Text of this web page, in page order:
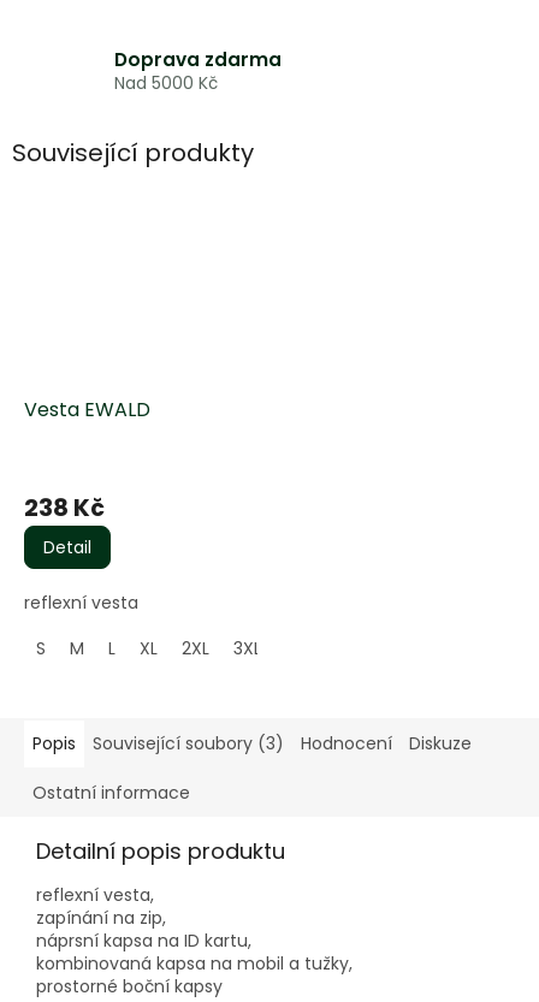
Doprava zdarma
Nad 5000 Kč
Související produkty
Vesta EWALD
238 Kč
Detail
reflexní vesta
S
M L XL 2XL 3XL
Popis Související soubory (3) Hodnocení Diskuze
Ostatní informace
Detailní popis produktu
reflexní vesta,
zapínání na zip,
náprsní kapsa na ID kartu,
kombinovaná kapsa na mobil a tužky,
prostorné boční kapsy